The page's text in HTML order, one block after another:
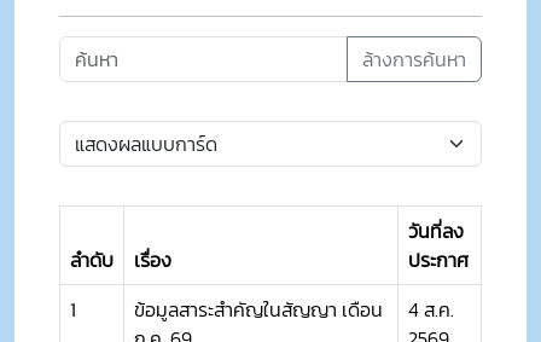
ล้างการค้นหา
ลำดับ เรื่อง
วันที่ลง
ประกาศ
1
ข้อมูลสาระสำคัญในสัญญา เดือน
4 ส.ค.